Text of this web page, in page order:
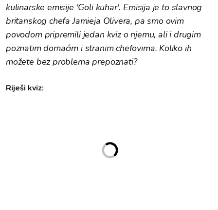
kulinarske emisije 'Goli kuhar'. Emisija je to slavnog
britanskog chefa Jamieja Olivera, pa smo ovim
povodom pripremili jedan kviz o njemu, ali i drugim
poznatim domaćim i stranim chefovima. Koliko ih
možete bez problema prepoznati?
Riješi kviz: